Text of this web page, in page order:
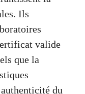
Ils
valide
que la
du